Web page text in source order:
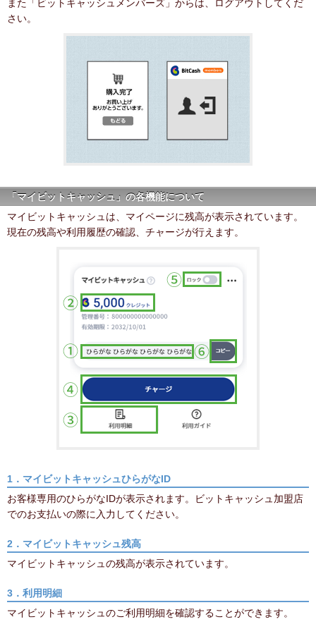
また「ビットキャッシュメンバーズ」からは、ログアウトしてくだ
さい。
「マイビットキャッシュ」の各機能について
マイビットキャッシュは、マイページに残高が表示されています。
現在の残高や利用履歴の確認、チャージが行えます。
1．マイビットキャッシュひらがなID
お客様専用のひらがなIDが表示されます。ビットキャッシュ加盟店
でのお支払いの際に入力してください。
2．マイビットキャッシュ残高
マイビットキャッシュの残高が表示されています。
3．利用明細
マイビットキャッシュのご利用明細を確認することができます。